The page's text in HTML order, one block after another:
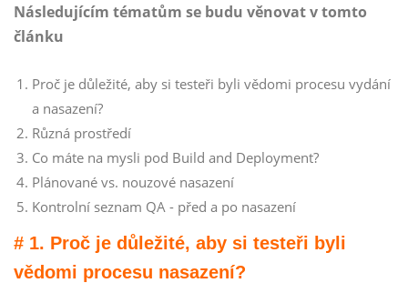
Následujícím tématům se budu věnovat v tomto
článku
Proč je důležité, aby si testeři byli vědomi procesu vydání
a nasazení?
Různá prostředí
Co máte na mysli pod Build and Deployment?
Plánované vs. nouzové nasazení
Kontrolní seznam QA - před a po nasazení
# 1. Proč je důležité, aby si testeři byli
vědomi procesu nasazení?